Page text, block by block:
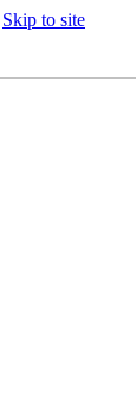
Skip to site